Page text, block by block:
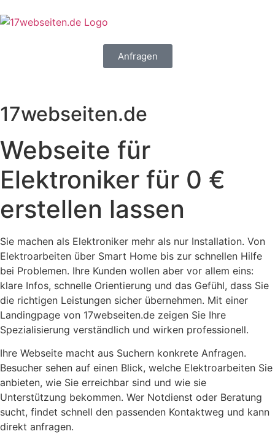
Anfragen
17webseiten.de
Webseite für
Elektroniker für 0 €
erstellen lassen
Sie machen als Elektroniker mehr als nur Installation. Von
Elektroarbeiten über Smart Home bis zur schnellen Hilfe
bei Problemen. Ihre Kunden wollen aber vor allem eins:
klare Infos, schnelle Orientierung und das Gefühl, dass Sie
die richtigen Leistungen sicher übernehmen. Mit einer
Landingpage von 17webseiten.de zeigen Sie Ihre
Spezialisierung verständlich und wirken professionell.
Ihre Webseite macht aus Suchern konkrete Anfragen.
Besucher sehen auf einen Blick, welche Elektroarbeiten Sie
anbieten, wie Sie erreichbar sind und wie sie
Unterstützung bekommen. Wer Notdienst oder Beratung
sucht, findet schnell den passenden Kontaktweg und kann
direkt anfragen.